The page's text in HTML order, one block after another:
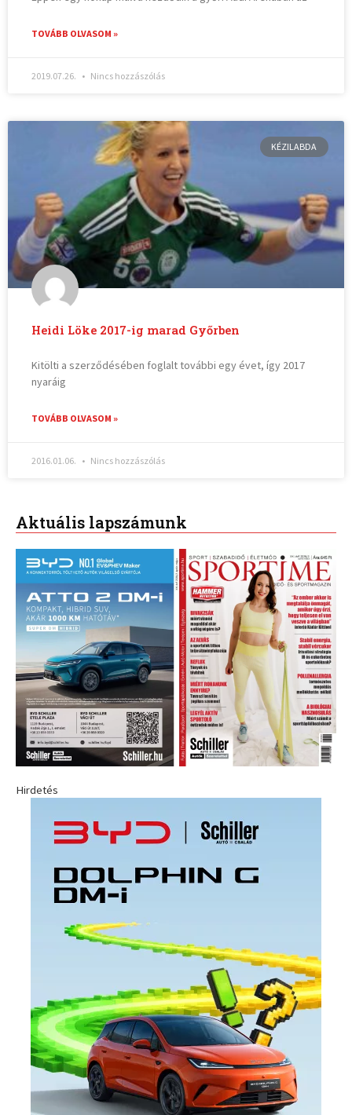
TOVÁBB OLVASOM »
2019.07.26. Nincs hozzászólás
KÉZILABDA
Heidi Löke 2017-ig marad Győrben
Kitölti a szerződésében foglalt további egy évet, így 2017
nyaráig
TOVÁBB OLVASOM »
2016.01.06. Nincs hozzászólás
Aktuális lapszámunk
Hirdetés